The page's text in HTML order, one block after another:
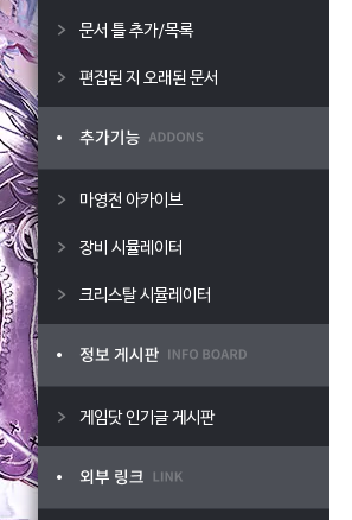
문서 틀 추가/목록
편집된 지 오래된 문서
마영전 아카이브
장비 시뮬레이터
크리스탈 시뮬레이터
게임닷 인기글 게시판